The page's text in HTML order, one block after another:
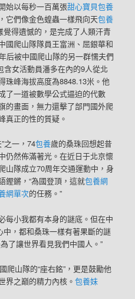
始以每秒一百萬張甜心寶貝包養
它們像金色蝗蟲一樣飛向天包養
得遺憾的，是完成了人類汗青
國爬山隊隊員王富洲、屈銀華和
后被中國爬山隊的另一群懦夫們
女活動員潘多在內的9人從北
珠峰海拔高度為8848.13米。他
了一道被數學公式逼迫的代數
的畫面，無力還擊了部門國外爬
真正的性的質疑。
之一，74包養歲的桑珠回想起昔
仍然佈滿著光。在近日于北京懷
山隊成立70周年交通運動中，身
鏗鏘，“為國登頂，這就包養網
網單次的任務。”
每小我都有本身的謎底。但在中
中，都和桑珠一樣有著果斷的謎
了讓世界看見我們中國人。”
爬山隊的“座右銘”，更是鼓勵他
界之巔的精力內核。包養妹